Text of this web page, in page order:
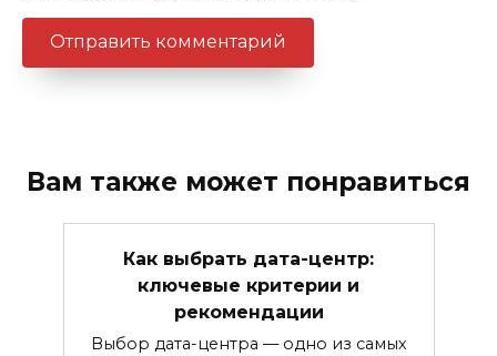
Вам также может понравиться
Как выбрать дата-центр:
ключевые критерии и
рекомендации
Выбор дата-центра — одно из самых